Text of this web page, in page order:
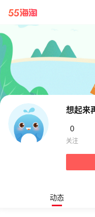
带你去官网买正品
想起来
0
动态